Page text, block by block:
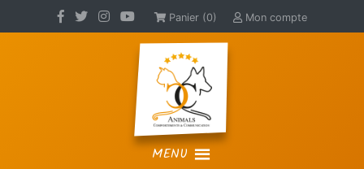
Panier (0) Mon compte
MENU